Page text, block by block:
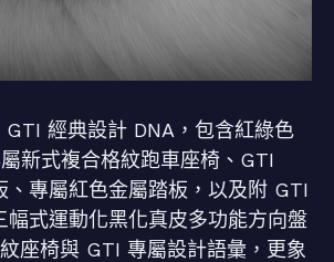
GTI 經典設計 DNA，包含紅綠色
新式複合格紋跑車座椅、GTI
、專屬紅色金屬踏板，以及附 GTI
幅式運動化黑化真皮多功能方向盤
座椅與 GTI 專屬設計語彙，更象